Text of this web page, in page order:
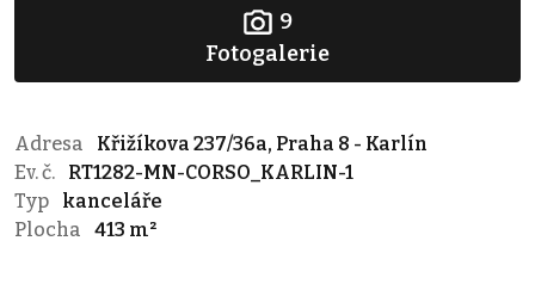
9
Fotogalerie
Adresa
Křižíkova 237/36a, Praha 8 - Karlín
Ev. č.
RT1282-MN-CORSO_KARLIN-1
Typ
kanceláře
Plocha
413 m²